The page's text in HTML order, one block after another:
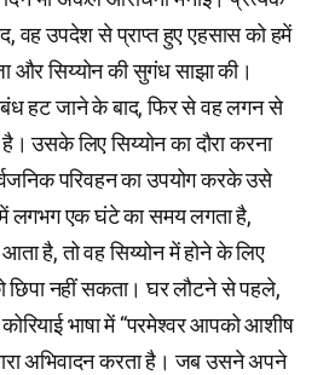
वह उपदेश से प्राप्त हुए एहसास को हमें
और सिय्योन की सुगंध साझा की।
हट जाने के बाद, फिर से वह लगन से
उसके लिए सिय्योन का दौरा करना
परिवहन का उपयोग करके उसे
लगभग एक घंटे का समय लगता है,
है, तो वह सिय्योन में होने के लिए
नहीं सकता। घर लौटने से पहले,
भाषा में “परमेश्वर आपको आशीष
अभिवादन करता है। जब उसने अपने